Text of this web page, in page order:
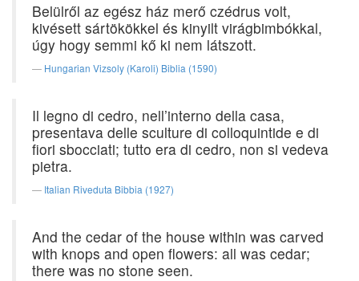
Belülről az egész ház merő czédrus volt,
kivésett sártökökkel és kinyilt virágbimbókkal,
úgy hogy semmi kő ki nem látszott.
Hungarian Vizsoly (Karoli) Biblia (1590)
Il legno di cedro, nell’interno della casa,
presentava delle sculture di colloquintide e di
fiori sbocciati; tutto era di cedro, non si vedeva
pietra.
Italian Riveduta Bibbia (1927)
And the cedar of the house within was carved
with knops and open flowers: all was cedar;
there was no stone seen.